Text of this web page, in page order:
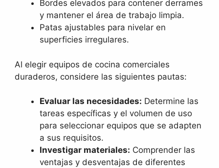
Bordes elevados para contener derrames
y mantener el área de trabajo limpia.
Patas ajustables para nivelar en
superficies irregulares.
Al elegir equipos de cocina comerciales
duraderos, considere las siguientes pautas:
Evaluar las necesidades: Determine las
tareas específicas y el volumen de uso
para seleccionar equipos que se adapten
a sus requisitos.
Investigar materiales: Comprender las
ventajas y desventajas de diferentes